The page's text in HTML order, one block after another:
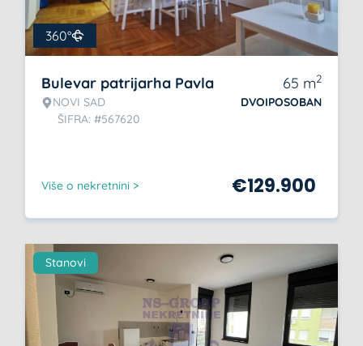
360°
Bulevar patrijarha Pavla
NOVI SAD
ŠIFRA: #567620
65 m2
DVOIPOSOBAN
Više o nekretnini > €129.900
Stanovi